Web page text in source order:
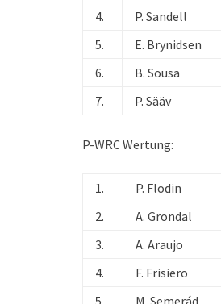
4.
P. Sandell
5.
E. Brynidsen
6.
B. Sousa
7.
P. Sääv
P-WRC Wertung:
1. P. Flodin
2.
A. Grondal
3.
A. Araujo
4.
F. Frisiero
5.
M. Semerád